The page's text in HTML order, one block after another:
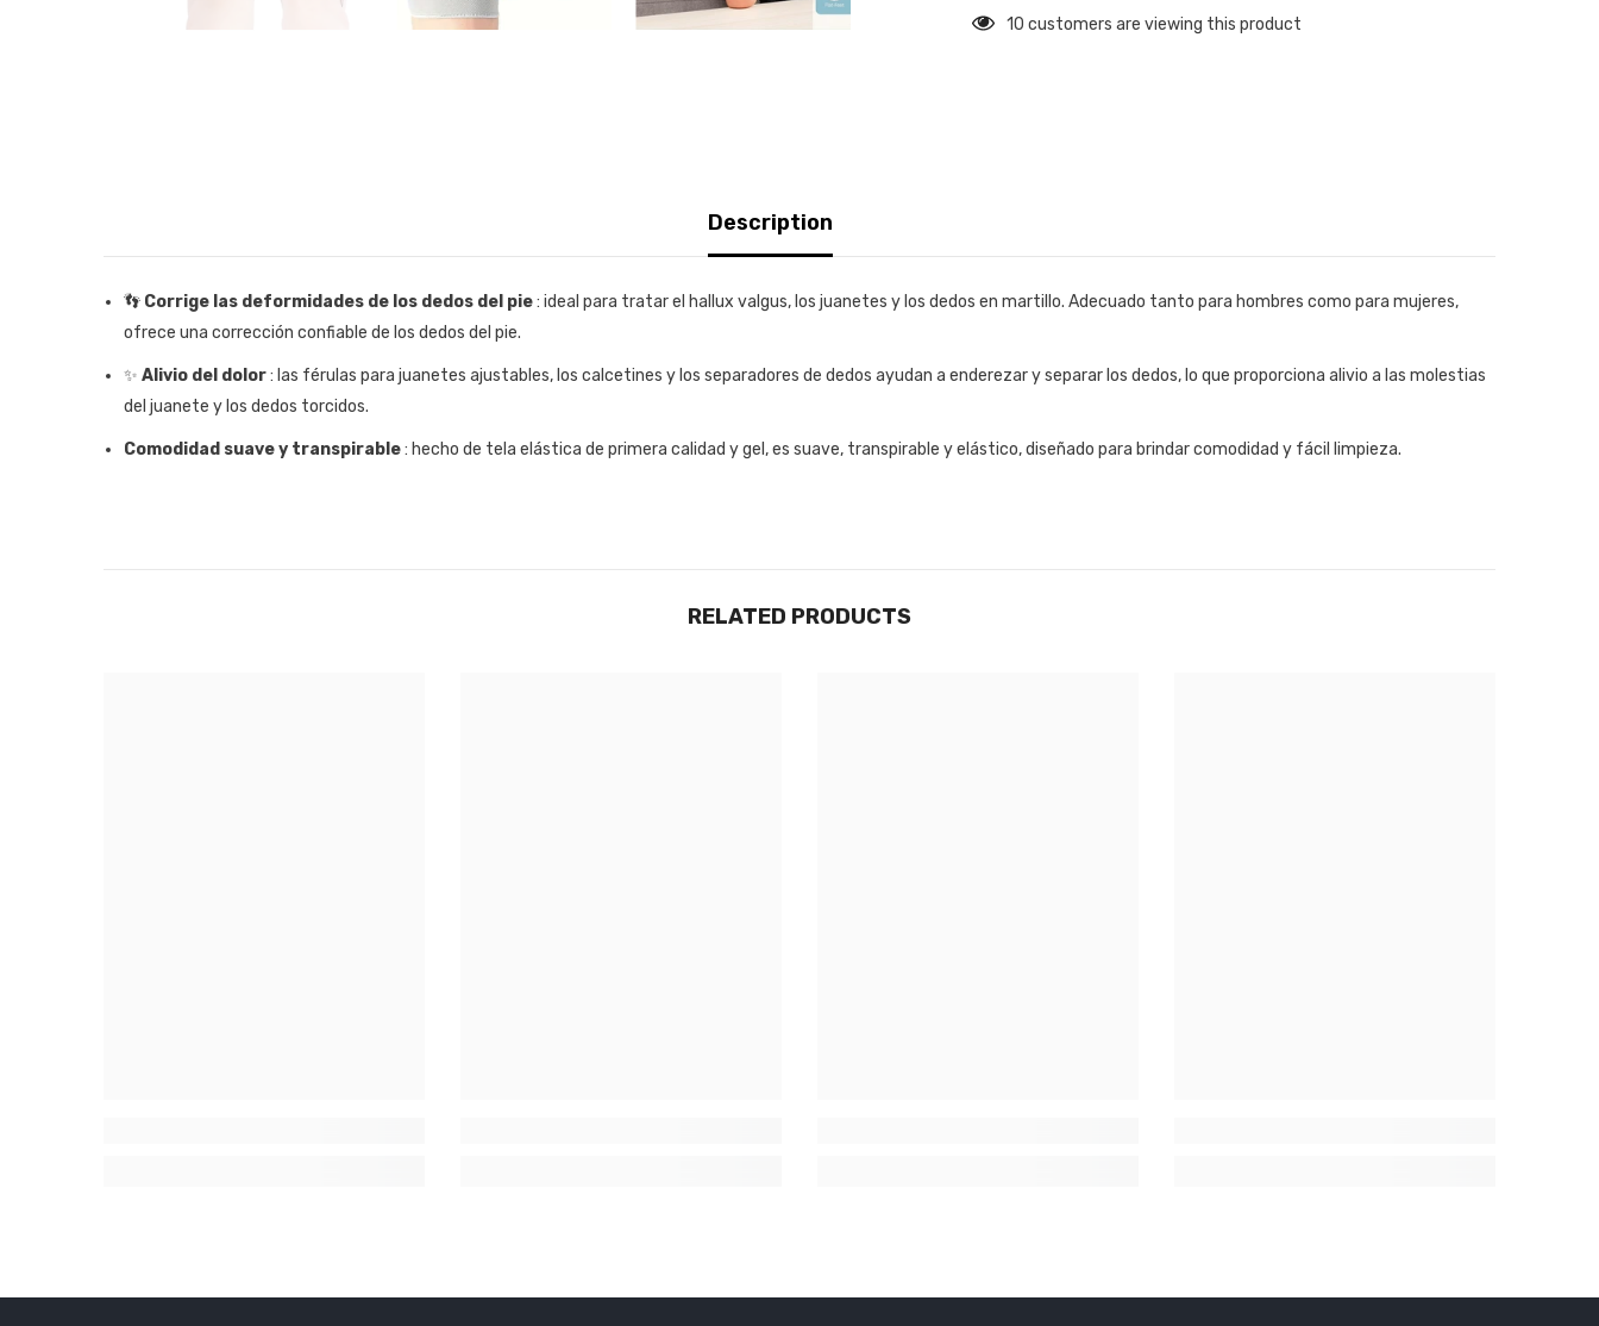
125 customers are viewing this product
Description
👣 Corrige las deformidades de los dedos del pie: ideal para tratar el hallux valgus, los juanetes y los dedos en martillo. Adecuado tanto para hombres como para mujeres,
ofrece una corrección confiable de los dedos del pie.
✨ Alivio del dolor: las férulas para juanetes ajustables, los calcetines y los separadores de dedos ayudan a enderezar y separar los dedos, lo que proporciona alivio a las molestias
del juanete y los dedos torcidos.
Comodidad suave y transpirable: hecho de tela elástica de primera calidad y gel, es suave, transpirable y elástico, diseñado para brindar comodidad y fácil limpieza.
RELATED PRODUCTS